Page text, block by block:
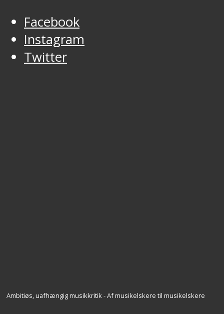
Facebook
Instagram
Twitter
Ambitiøs, uafhængig musikkritik - Af musikelskere til musikelskere